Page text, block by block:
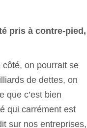
pris à contre-pied,
côté, on pourrait se
de dettes, on
que c’est bien
qui carrément est
sur nos entreprises,